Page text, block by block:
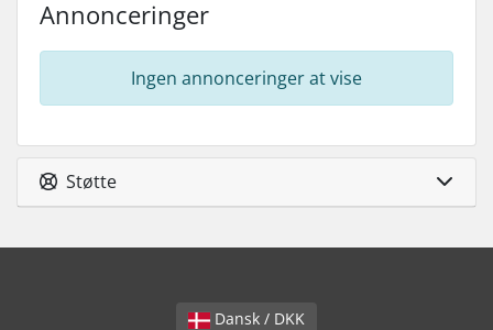
Annonceringer
Ingen annonceringer at vise
Støtte
Dansk / DKK